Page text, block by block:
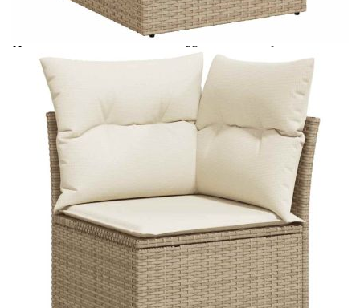
Кремавобял
Материал:
PE ратан, прахово боядисана
стомана, закалено стъкло
Размери:
55 x 55 x 37 см (Ш x Д x В)
EAN code:
8721158728500
Височина на подлакътника от
земята:
55 см
Размери на седалката:
55 x 55 cм (Ш x Д)
Размери на възглавницата за
облягане:
55 x 45 x 13 см (Д х Ш x Деб)
Размери на възглавницата на
седалката:
55 x 55 x 3 см (Ш x Д x Деб)
Материал на покритието:
Плат (100% полиестер)
Ширина на подлакътника:
Височина на седалката от земята
(без възглавницата):
37 см
Материал за пълнеж на
възглавницата за сядане:
Дунапрен
Материал за пълнеж на
облегалката:
Памучни влакна